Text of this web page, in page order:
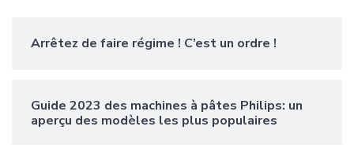
Arrêtez de faire régime ! C’est un ordre !
Guide 2023 des machines à pâtes Philips: un
aperçu des modèles les plus populaires